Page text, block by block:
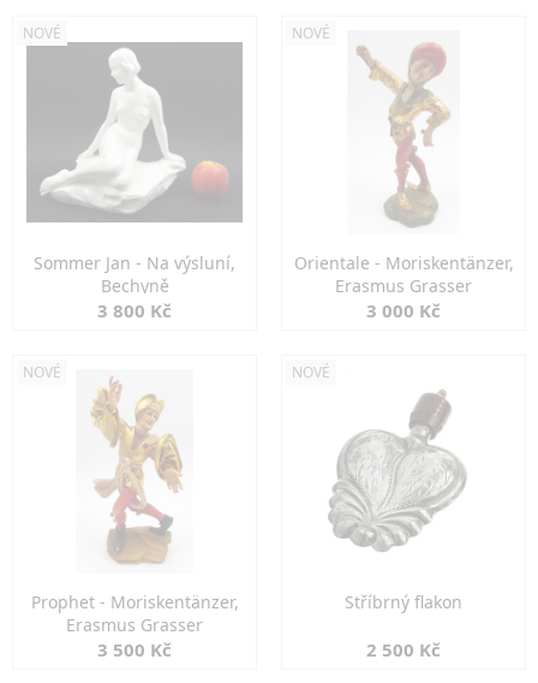
NOVÉ
Sommer Jan - Na výsluní,
Bechyně
3 800 Kč
NOVÉ
Orientale - Moriskentänzer,
Erasmus Grasser
3 000 Kč
NOVÉ
Prophet - Moriskentänzer,
Erasmus Grasser
3 500 Kč
NOVÉ
Stříbrný flakon
2 500 Kč